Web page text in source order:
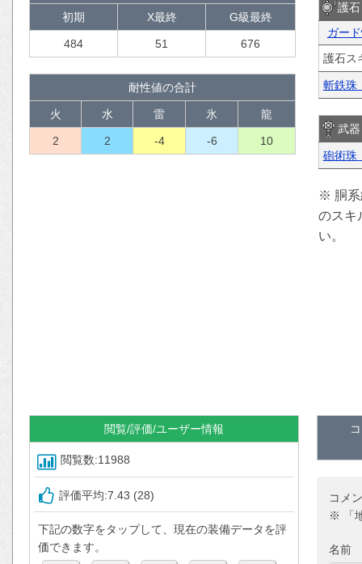
初期 X最終 G級最終
484 51 676
耐性値の合計
火 水 雷 氷 龍
2 2 -4 -6 10
護石
ガー
護石ス
斬鉄珠
武器
砲術珠
※ 胴系
のスキ
い。
閲覧/評価/ユーザー情報
閲覧数:11988
評価平均:7.43 (28)
下記の数字をタップして、現在の装備データを評
価できます。
コメ
※ 「
名前